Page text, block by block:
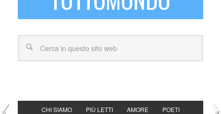
CHI SIAMO PIÙ LETTI AMORE POETI